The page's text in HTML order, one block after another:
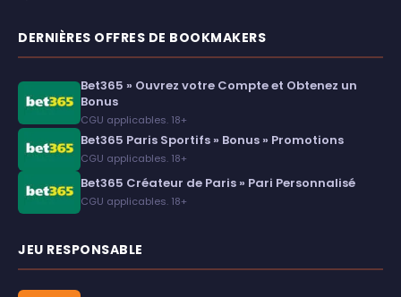
DERNIÈRES OFFRES DE BOOKMAKERS
Bet365 » Ouvrez votre Compte et Obtenez un
Bonus
CGU applicables. 18+
Bet365 Paris Sportifs » Bonus » Promotions
CGU applicables. 18+
Bet365 Créateur de Paris » Pari Personnalisé
CGU applicables. 18+
JEU RESPONSABLE